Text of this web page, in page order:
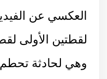
العكسي عن
لقطتين الأولى